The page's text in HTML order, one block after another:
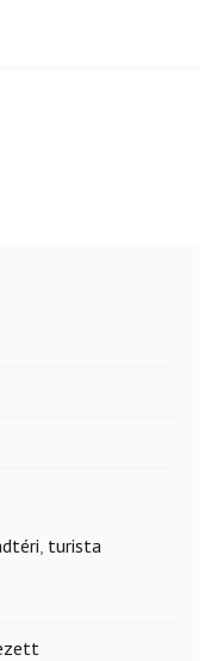
turista